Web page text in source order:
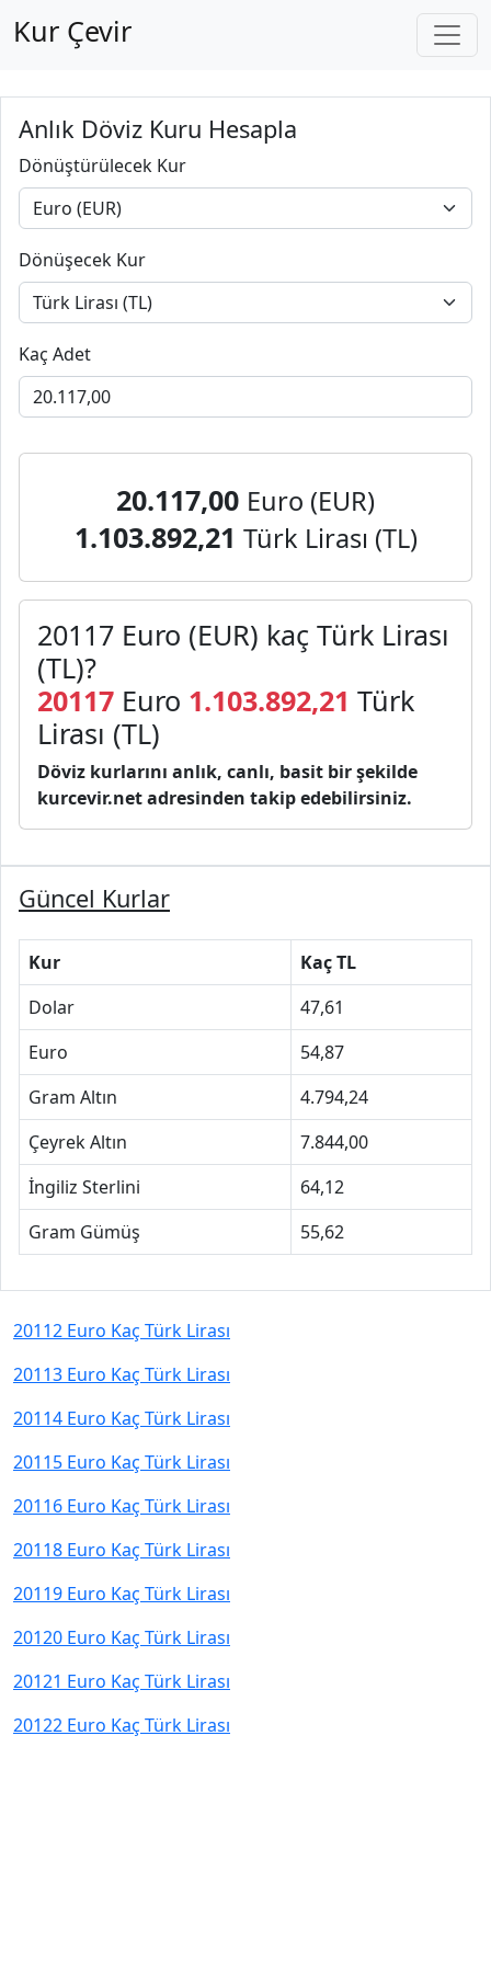
Kur Çevir
Anlık Döviz Kuru Hesapla
Dönüştürülecek Kur
Dönüşecek Kur
Kaç Adet
20.117,00 Euro (EUR)
1.103.892,21 Türk Lirası (TL)
20117 Euro (EUR) kaç Türk Lirası
(TL)?
20117 Euro 1.103.892,21 Türk
Lirası (TL)
Döviz kurlarını anlık, canlı, basit bir şekilde
kurcevir.net adresinden takip edebilirsiniz.
Güncel Kurlar
Kur
Kaç TL
Dolar
47,61
Euro
54,87
Gram Altın
4.794,24
Çeyrek Altın
7.844,00
İngiliz Sterlini
64,12
Gram Gümüş
55,62
20112 Euro Kaç Türk Lirası
20113 Euro Kaç Türk Lirası
20114 Euro Kaç Türk Lirası
20115 Euro Kaç Türk Lirası
20116 Euro Kaç Türk Lirası
20118 Euro Kaç Türk Lirası
20119 Euro Kaç Türk Lirası
20120 Euro Kaç Türk Lirası
20121 Euro Kaç Türk Lirası
20122 Euro Kaç Türk Lirası